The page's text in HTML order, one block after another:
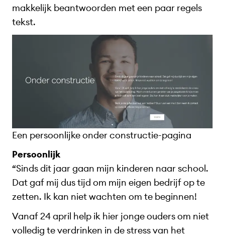
makkelijk beantwoorden met een paar regels
tekst.
Een persoonlijke onder constructie-pagina
Persoonlijk
“Sinds dit jaar gaan mijn kinderen naar school.
Dat gaf mij dus tijd om mijn eigen bedrijf op te
zetten. Ik kan niet wachten om te beginnen!
Vanaf 24 april help ik hier jonge ouders om niet
volledig te verdrinken in de stress van het